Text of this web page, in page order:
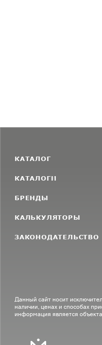
КАТАЛОГ
КАТАЛОГИ
БРЕНДЫ
КАЛЬКУЛЯТОРЫ
ЗАКОНОДАТЕЛЬСТВО
Данный сайт носит
наличии, ценах и способах
информация является